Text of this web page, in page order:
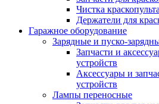
Чистка краскопульта
Держатели для
Гаражное оборудование
Зарядные и пуско-
Запчасти и
устройств
Аксессуары и
устройств
Лампы переносные